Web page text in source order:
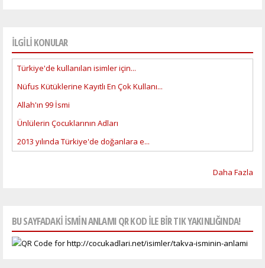
İLGİLİ KONULAR
Türkiye'de kullanılan isimler için...
Nüfus Kütüklerine Kayıtlı En Çok Kullanı...
Allah'ın 99 İsmi
Ünlülerin Çocuklarının Adları
2013 yılında Türkiye'de doğanlara e...
Daha Fazla
BU SAYFADAKI ISMIN ANLAMI QR KOD ILE BIR TIK YAKINLIĞINDA!